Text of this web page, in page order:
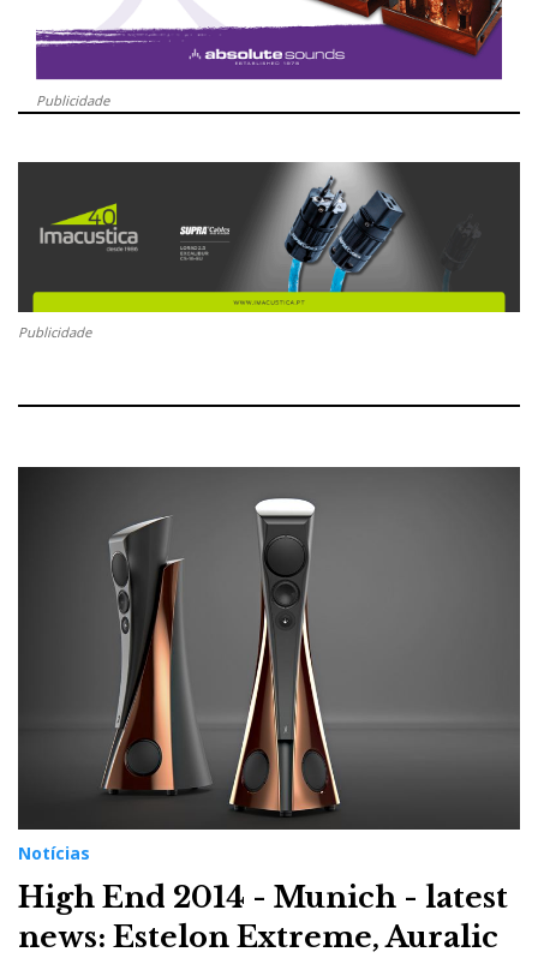
Publicidade
Publicidade
Notícias
High End 2014 - Munich - latest
news: Estelon Extreme, Auralic